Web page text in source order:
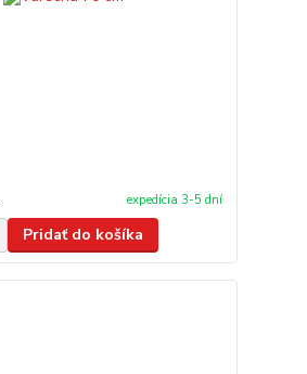
expedícia 3-5 dní
Pridať do košíka